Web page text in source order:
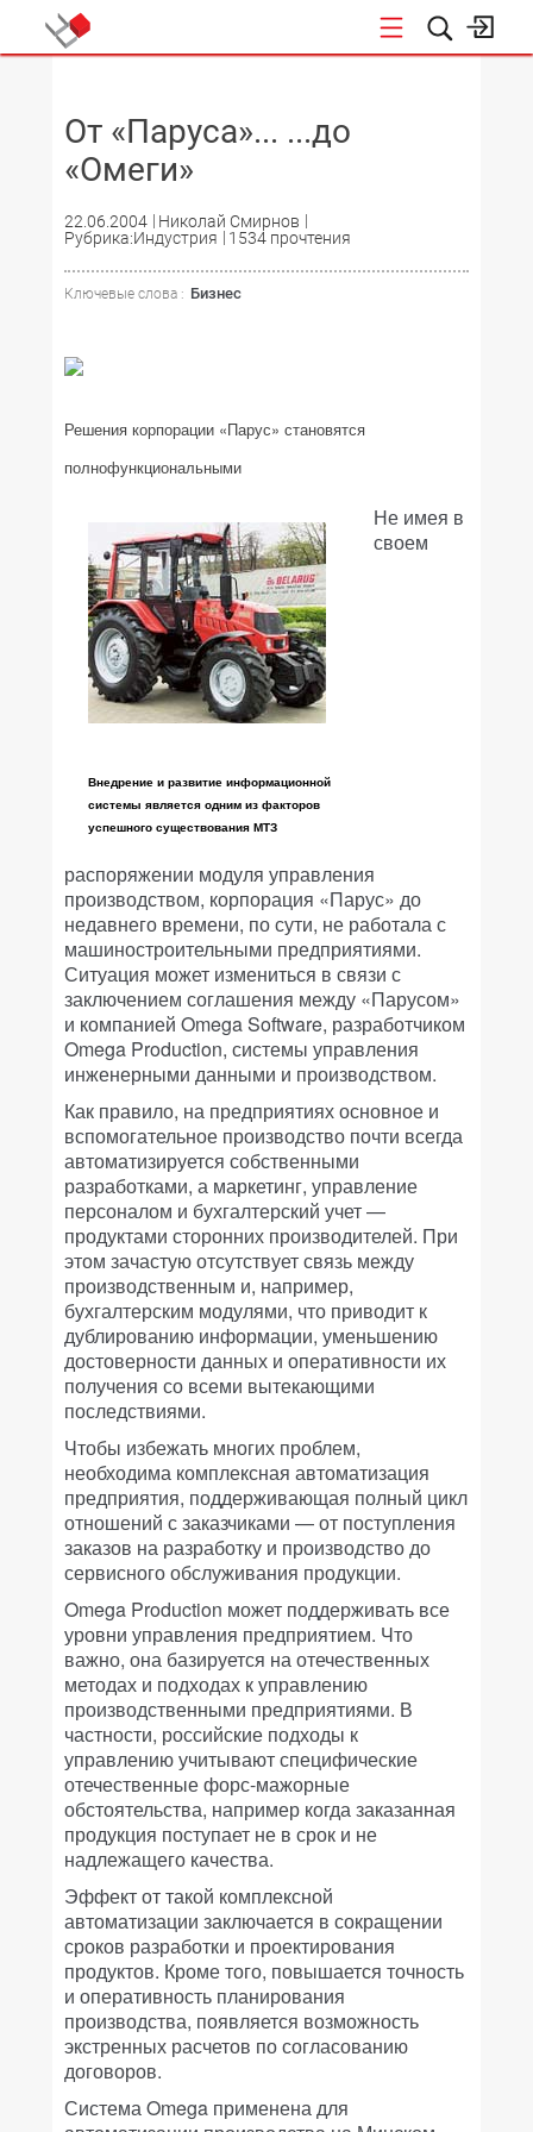
От «Паруса»... ...до
«Омеги»
22.06.2004
Николай Смирнов
Рубрика:Индустрия
1534 прочтения
Ключевые слова : Бизнес
Решения корпорации «Парус» становятся
полнофункциональными
Внедрение и развитие информационной
системы является одним из факторов
успешного существования МТЗ
Не имея в
своем
распоряжении модуля управления
производством, корпорация «Парус» до
недавнего времени, по сути, не работала с
машиностроительными предприятиями.
Ситуация может измениться в связи с
заключением соглашения между «Парусом»
и компанией Omega Software, разработчиком
Omega Production, системы управления
инженерными данными и производством.
Как правило, на предприятиях основное и
вспомогательное производство почти всегда
автоматизируется собственными
разработками, а маркетинг, управление
персоналом и бухгалтерский учет —
продуктами сторонних производителей. При
этом зачастую отсутствует связь между
производственным и, например,
бухгалтерским модулями, что приводит к
дублированию информации, уменьшению
достоверности данных и оперативности их
получения со всеми вытекающими
последствиями.
Чтобы избежать многих проблем,
необходима комплексная автоматизация
предприятия, поддерживающая полный цикл
отношений с заказчиками — от поступления
заказов на разработку и производство до
сервисного обслуживания продукции.
Omega Production может поддерживать все
уровни управления предприятием. Что
важно, она базируется на отечественных
методах и подходах к управлению
производственными предприятиями. В
частности, российские подходы к
управлению учитывают специфические
отечественные форс-мажорные
обстоятельства, например когда заказанная
продукция поступает не в срок и не
надлежащего качества.
Эффект от такой комплексной
автоматизации заключается в сокращении
сроков разработки и проектирования
продуктов. Кроме того, повышается точность
и оперативность планирования
производства, появляется возможность
экстренных расчетов по согласованию
договоров.
Система Omega применена для